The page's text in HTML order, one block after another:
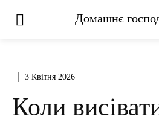
Домашнє
3 Квітня 2026
Коли